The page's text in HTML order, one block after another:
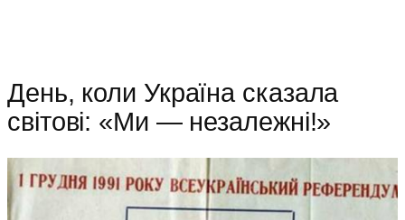
День, коли Україна сказала
світові: «Ми — незалежні!»